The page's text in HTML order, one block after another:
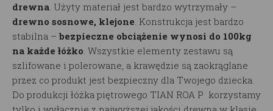
drewna. Użyty materiał jest bardzo wytrzymały –
drewno sosnowe, klejone. Konstrukcja jest bardzo
stabilna – bezpieczne obciążenie wynosi do 100kg
na każde łóżko. Wszystkie elementy zestawu są
szlifowane i polerowane, a krawędzie są zaokrąglane
przez co produkt jest bezpieczny dla Twojego dziecka.
Do produkcji łóżka piętrowego TIAN ROA P korzystamy